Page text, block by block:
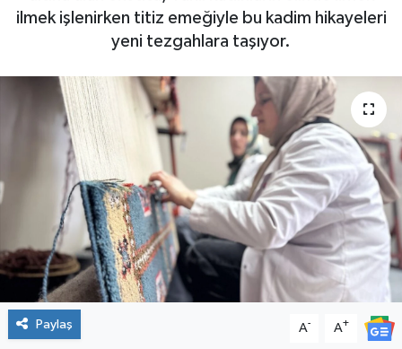
ilmek işlenirken titiz emeğiyle bu kadim hikayeleri
yeni tezgahlara taşıyor.
Paylaş A- A+